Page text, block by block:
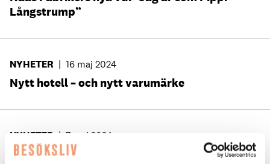
Långstrump”
NYHETER | 16 maj 2024
Nytt hotell – och nytt varumärke
NYHETER | 7 maj 2024
100-årsjubileum på Hotell Kristina